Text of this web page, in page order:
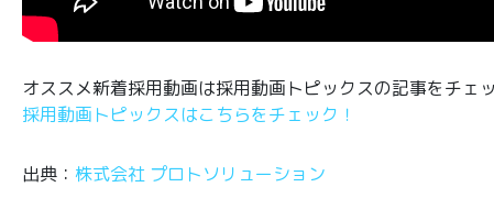
オススメ新着採用動画は採用動画トピックスの記事をチェ
採用動画トピックスはこちらをチェック！
出典： 株式会社 プロトソリューション